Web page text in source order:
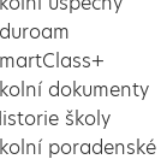
dokumenty
školy